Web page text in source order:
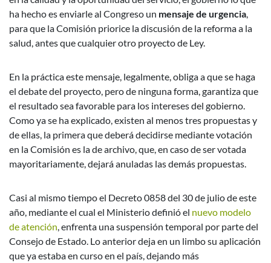
ha hecho es enviarle al Congreso un mensaje de urgencia
para que la Comisión priorice la discusión de la reforma a la
salud, antes que cualquier otro proyecto de Ley.
En la práctica este mensaje, legalmente, obliga a que se haga
el debate del proyecto, pero de ninguna forma, garantiza que
el resultado sea favorable para los intereses del gobierno.
Como ya se ha explicado, existen al menos tres propuestas y
de ellas, la primera que deberá decidirse mediante votación
en la Comisión es la de archivo, que, en caso de ser votada
mayoritariamente, dejará anuladas las demás propuestas.
Casi al mismo tiempo el Decreto 0858 del 30 de julio de este
año, mediante el cual el Ministerio definió el nuevo modelo
de atención , enfrenta una suspensión temporal por parte del
Consejo de Estado. Lo anterior deja en un limbo su aplicación
que ya estaba en curso en el país, dejando más